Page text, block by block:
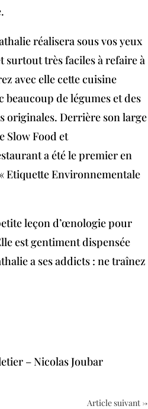
réalisera sous vos yeux
surtout très faciles à refaire à
avec elle cette cuisine
beaucoup de légumes et des
originales. Derrière son large
Slow Food et
a été le premier en
Etiquette Environnementale
leçon d’œnologie pour
est gentiment dispensée
a ses addicts : ne traînez
– Nicolas Joubar
Article suivant →